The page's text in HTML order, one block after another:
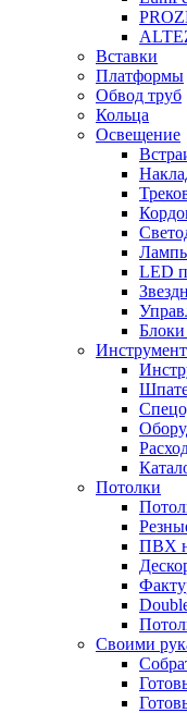
Вставки
Платформы
Обвод труб
Кольца
Освещение
LED
Потолки
ПВХ
Своими